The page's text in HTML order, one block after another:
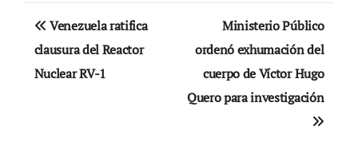
Navegación
de
entradas
Venezuela ratifica
clausura del Reactor
Nuclear RV-1
Ministerio Público
ordenó exhumación del
cuerpo de Víctor Hugo
Quero para investigación